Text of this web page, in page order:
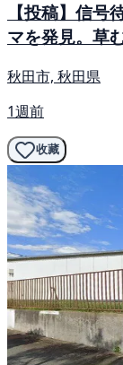
【投稿】信
マを発見。草
秋田市, 秋田県
1週前
收藏